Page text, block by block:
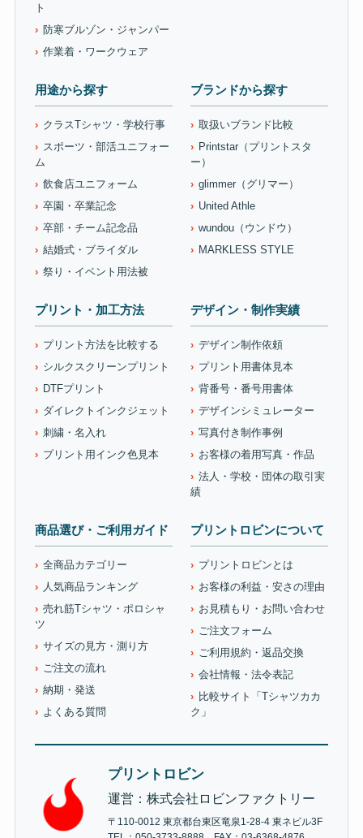
ト
防寒ブルゾン・ジャンパー
作業着・ワークウェア
用途から探す
クラスTシャツ・学校行事
スポーツ・部活ユニフォー
ム
飲食店ユニフォーム
卒園・卒業記念
卒部・チーム記念品
結婚式・ブライダル
祭り・イベント用法被
ブランドから探す
取扱いブランド比較
Printstar（プリントスタ
ー）
glimmer（グリマー）
United Athle
wundou（ウンドウ）
MARKLESS STYLE
プリント・加工方法
プリント方法を比較する
シルクスクリーンプリント
DTFプリント
ダイレクトインクジェット
刺繍・名入れ
プリント用インク色見本
デザイン・制作実績
デザイン制作依頼
プリント用書体見本
背番号・番号用書体
デザインシミュレーター
写真付き制作事例
お客様の着用写真・作品
法人・学校・団体の取引実
績
商品選び・ご利用ガイド
全商品カテゴリー
人気商品ランキング
売れ筋Tシャツ・ポロシャ
ツ
サイズの見方・測り方
ご注文の流れ
納期・発送
よくある質問
プリントロビンについて
プリントロビンとは
お客様の利益・安さの理由
お見積もり・お問い合わせ
ご注文フォーム
ご利用規約・返品交換
会社情報・法令表記
比較サイト「Tシャツカカ
ク」
プリントロビン
運営：株式会社ロビンファクトリー
〒110-0012 東京都台東区竜泉1-28-4 東ネビル3F